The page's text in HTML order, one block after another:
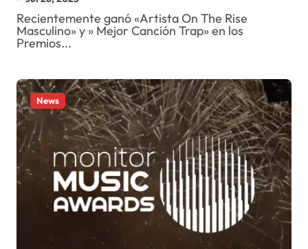
Recientemente ganó «Artista On The Rise
Masculino» y » Mejor Canción Trap» en los
Premios...
News